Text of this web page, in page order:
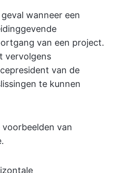
wanneer een
van een project.
vervolgens
van de
te kunnen
van